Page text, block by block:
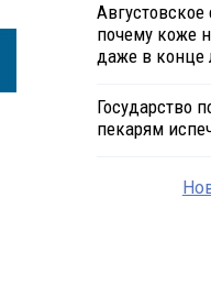
почему коже
даже в конце
Государство
пекарям